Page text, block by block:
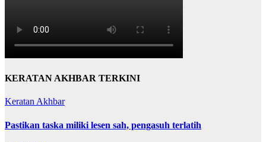
KERATAN AKHBAR TERKINI
Keratan Akhbar
Pastikan taska miliki lesen sah, pengasuh terlatih